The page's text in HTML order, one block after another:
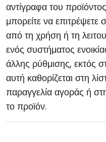
αντίγραφα του
μπορείτε να
από τη χρήση ή τη
ενός συστήματος
άλλης ρύθμισης, εκτός
αυτή καθορίζεται στη
παραγγελία αγοράς ή
το προϊόν.